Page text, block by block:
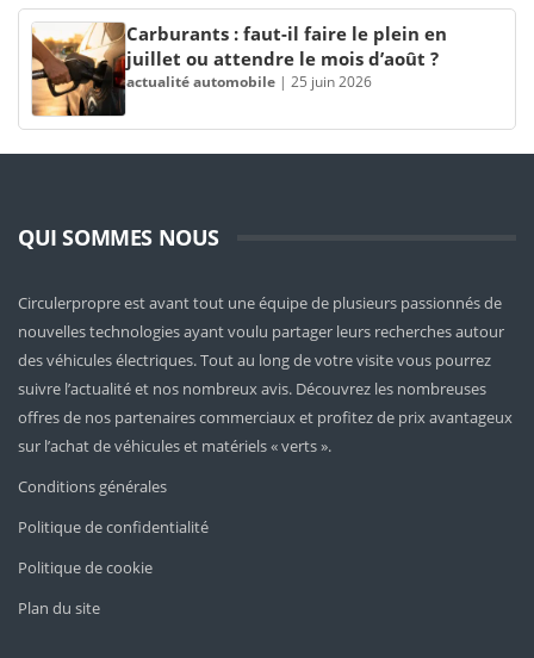
Carburants : faut-il faire le plein en
juillet ou attendre le mois d’août ?
actualité automobile | 25 juin 2026
QUI SOMMES NOUS
Circulerpropre est avant tout une équipe de plusieurs passionnés de
nouvelles technologies ayant voulu partager leurs recherches autour
des véhicules électriques. Tout au long de votre visite vous pourrez
suivre l’actualité et nos nombreux avis. Découvrez les nombreuses
offres de nos partenaires commerciaux et profitez de prix avantageux
sur l’achat de véhicules et matériels « verts ».
Conditions générales
Politique de confidentialité
Politique de cookie
Plan du site